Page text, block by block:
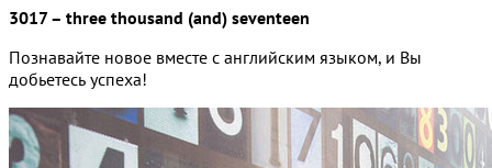
3017 – three thousand (and) seventeen
Познавайте новое вместе с английским языком, и Вы
добьетесь успеха!